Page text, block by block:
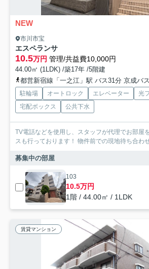
NEW
市川市宝
エスペランサ
10.5万円 管理/共益費10,000円
44.00㎡ (1LDK) /築17年 /5階建
都営新宿線「一之江」駅 バス31分 京成バス千葉ウエスト
駐輪場 オートロック エレベーター
光
宅配ボックス
公共下水
TV電話などを使用し、スタッフが代理でお部屋
スも行っております！ 物件前での現地待ち合わ
募集中の部屋
103
10.5万円
1階 / 44.00㎡ / 1LDK
賃貸マンション